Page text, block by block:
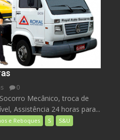
0
Mecânico, troca de
Assistência 24 horas para...
e Reboques S
S&U